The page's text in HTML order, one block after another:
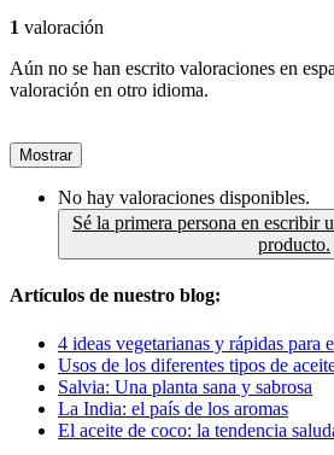
1 valoración
Aún no se han escrito valoraciones en
valoración en otro idioma.
Mostrar
No hay valoraciones disponibles.
Sé la primera persona en escribir
producto.
Artículos de nuestro blog:
4 ideas vegetarianas y rápidas para
Usos de los diferentes tipos de
Salvia: Una planta sana y sabrosa
La India: el país de los aromas
El aceite de coco: la tendencia